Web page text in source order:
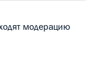
модерацию